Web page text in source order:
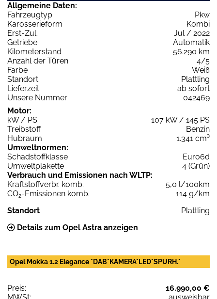
Allgemeine Daten:
Fahrzeugtyp
Pkw
Karosserieform
Kombi
Erst-Zul.
Jul / 2022
Getriebe
Automatik
Kilometerstand
56.290 km
Anzahl der Türen
4/5
Farbe
Weiß
Standort
Plattling
Lieferzeit
ab sofort
Unsere Nummer
042469
Motor:
kW / PS
107 kW / 145 PS
Treibstoff
Benzin
Hubraum
1.341 cm³
Umweltnormen:
Schadstoffklasse
Euro6d
Umweltplakette
4 (Grün)
Verbrauch und Emissionen nach WLTP:
Kraftstoffverbr. komb.
5,0 l/100km
CO2-Emissionen komb.
114 g/km
Standort
Plattling
Details zum Opel Astra anzeigen
Opel Mokka 1.2 Elegance *DAB*KAMERA*LED*SPURH.*
Preis:
16.990,00 €
MWSt:
ausweisbar